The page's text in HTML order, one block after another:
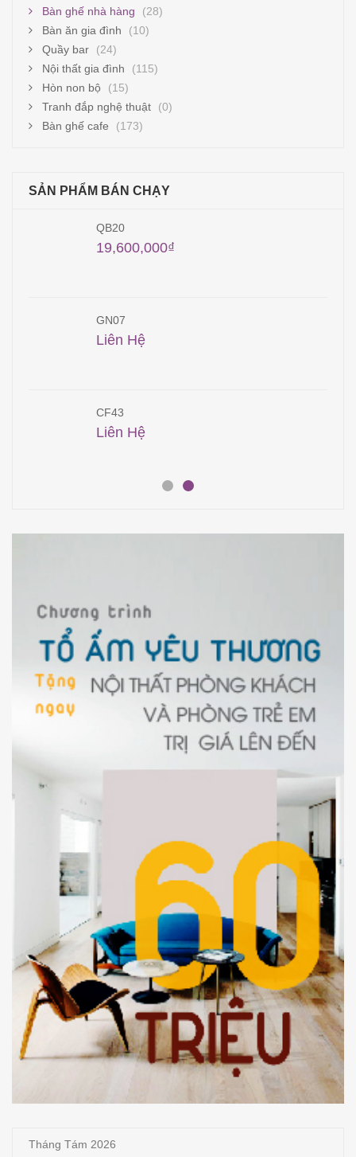
Bàn ghế nhà hàng
(28)
Bàn ăn gia đình
(10)
Quầy bar
(24)
Nội thất gia đình
(115)
Hòn non bộ
(15)
Tranh đắp nghệ thuật
(0)
Bàn ghế cafe
(173)
SẢN PHẨM BÁN CHẠY
QB20
19,600,000₫
GN07
Liên Hệ
CF43
Liên Hệ
Tháng Tám 2026